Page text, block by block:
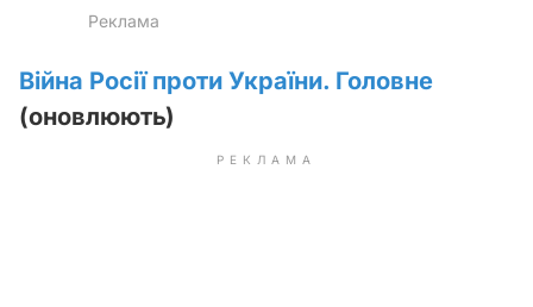
Війна Росії проти України. Головне
(оновлюють)
РЕКЛАМА